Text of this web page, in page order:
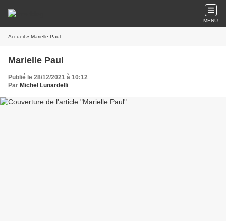
MENU
Accueil » Marielle Paul
Marielle Paul
Publié le 28/12/2021 à 10:12
Par Michel Lunardelli